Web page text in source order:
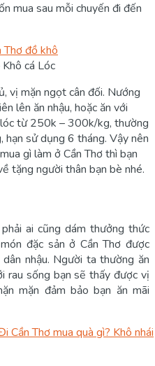
mua sau mỗi chuyến đi đến
cá Lóc
vị mặn ngọt cân đối. Nướng
lên ăn nhậu, hoặc ăn với
từ 250k – 300k/kg, thường
hạn sử dụng 6 tháng. Vậy nên
gì làm ở Cần Thơ thì bạn
tặng người thân bạn bè nhé.
ai cũng dám thưởng thức
đặc sản ở Cần Thơ được
nhậu. Người ta thường ăn
rau sống bạn sẽ thấy được vị
mặn đảm bảo bạn ăn mãi